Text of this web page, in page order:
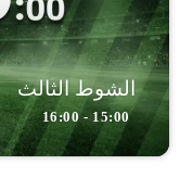
الشوط الثالث
15:00 - 16:00